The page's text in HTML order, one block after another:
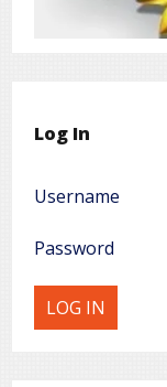
Log In
Username
Password